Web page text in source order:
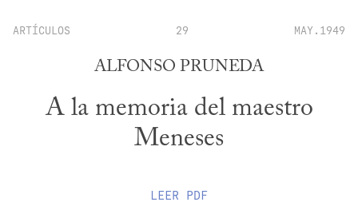
ARTÍCULOS 29 MAY.1949
ALFONSO PRUNEDA
A la memoria del maestro
Meneses
LEER PDF